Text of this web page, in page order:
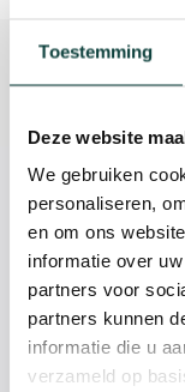
Toestemming
Deze website
We gebruiken
personaliseren,
en om ons
informatie over
partners voor
partners kunnen
informatie die u
verzameld op
Beschrijving
Kunnen we
085-